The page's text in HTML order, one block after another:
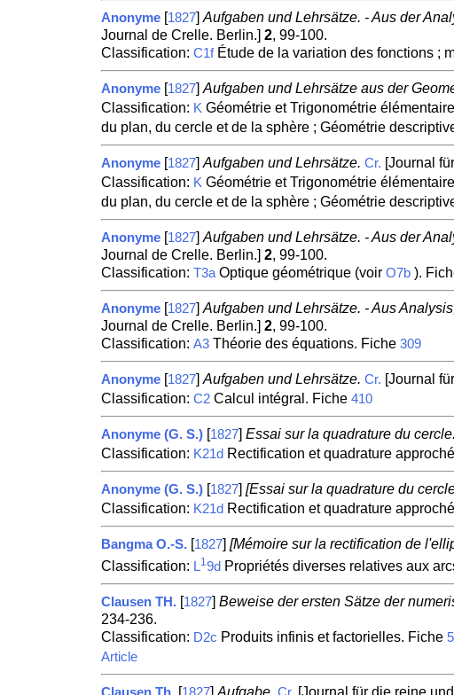
Anonyme [1827] Aufgaben und Lehrsätze. - Aus der
Journal de Crelle. Berlin.] 2, 99-100.
Classification: C1fÉtude de la variation des fonctions ;
Anonyme [1827] Aufgaben und Lehrsätze aus der
Classification: K Géométrie et Trigonométrie
du plan, du cercle et de la sphère ; Géométrie
Anonyme [1827] Aufgaben und Lehrsätze. Cr. [Journal
Classification: K Géométrie et Trigonométrie
du plan, du cercle et de la sphère ; Géométrie
Anonyme [1827] Aufgaben und Lehrsätze. - Aus der
Journal de Crelle. Berlin.] 2, 99-100.
Classification: T3aOptique géométrique (voir O7b).
Anonyme [1827] Aufgaben und Lehrsätze. - Aus
Journal de Crelle. Berlin.] 2, 99-100.
Classification: A3Théorie des équations. Fiche 309
Anonyme [1827] Aufgaben und Lehrsätze. Cr. [Journal
Classification: C2Calcul intégral. Fiche 410
Anonyme (G. S.) [1827] Essai sur la quadrature du
Classification: K21dRectification et quadrature
Anonyme (G. S.) [1827] [Essai sur la quadrature du
Classification: K21dRectification et quadrature
Bangma O.-S. [1827] [Mémoire sur la rectification de
Classification: L19dPropriétés diverses relatives aux
Clausen TH. [1827] Beweise der ersten Sätze der
234-236.
Classification: D2c Produits infinis et factorielles. Fiche
Article
[ ] Aufgabe. [Journal für die reine